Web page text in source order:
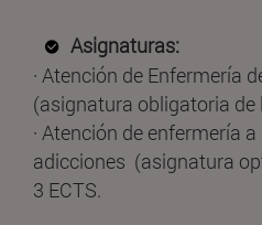
Asignaturas:
· Atención de Enfermería
(asignatura obligatoria de
· Atención de enfermería
adicciones (asignatura
3 ECTS.